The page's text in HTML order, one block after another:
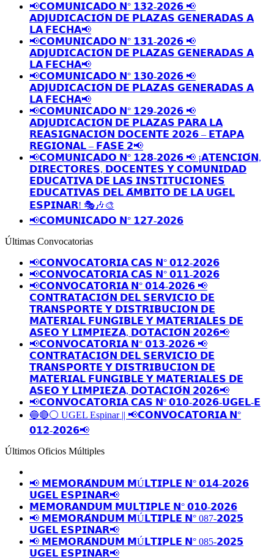
📢𝗖𝗢𝗠𝗨𝗡𝗜𝗖𝗔𝗗𝗢 𝗡° 𝟭𝟯𝟮-𝟮𝟬𝟮𝟲 📢
𝗔𝗗𝗝𝗨𝗗𝗜𝗖𝗔𝗖𝗜𝗢́𝗡 𝗗𝗘 𝗣𝗟𝗔𝗭𝗔𝗦 𝗚𝗘𝗡𝗘𝗥𝗔𝗗𝗔𝗦 𝗔
𝗟𝗔 𝗙𝗘𝗖𝗛𝗔📢
📢𝗖𝗢𝗠𝗨𝗡𝗜𝗖𝗔𝗗𝗢 𝗡° 𝟭𝟯𝟭-𝟮𝟬𝟮𝟲 📢
𝗔𝗗𝗝𝗨𝗗𝗜𝗖𝗔𝗖𝗜𝗢́𝗡 𝗗𝗘 𝗣𝗟𝗔𝗭𝗔𝗦 𝗚𝗘𝗡𝗘𝗥𝗔𝗗𝗔𝗦 𝗔
𝗟𝗔 𝗙𝗘𝗖𝗛𝗔📢
📢𝗖𝗢𝗠𝗨𝗡𝗜𝗖𝗔𝗗𝗢 𝗡° 𝟭𝟯𝟬-𝟮𝟬𝟮𝟲 📢
𝗔𝗗𝗝𝗨𝗗𝗜𝗖𝗔𝗖𝗜𝗢́𝗡 𝗗𝗘 𝗣𝗟𝗔𝗭𝗔𝗦 𝗚𝗘𝗡𝗘𝗥𝗔𝗗𝗔𝗦 𝗔
𝗟𝗔 𝗙𝗘𝗖𝗛𝗔📢
📢𝗖𝗢𝗠𝗨𝗡𝗜𝗖𝗔𝗗𝗢 𝗡° 𝟭𝟮𝟵-𝟮𝟬𝟮𝟲 📢
𝗔𝗗𝗝𝗨𝗗𝗜𝗖𝗔𝗖𝗜𝗢́𝗡 𝗗𝗘 𝗣𝗟𝗔𝗭𝗔𝗦 𝗣𝗔𝗥𝗔 𝗟𝗔
𝗥𝗘𝗔𝗦𝗜𝗚𝗡𝗔𝗖𝗜𝗢́𝗡 𝗗𝗢𝗖𝗘𝗡𝗧𝗘 𝟮𝟬𝟮𝟲 – 𝗘𝗧𝗔𝗣𝗔
𝗥𝗘𝗚𝗜𝗢𝗡𝗔𝗟 – 𝗙𝗔𝗦𝗘 𝟮📢
📢𝗖𝗢𝗠𝗨𝗡𝗜𝗖𝗔𝗗𝗢 𝗡° 𝟭𝟮𝟴-𝟮𝟬𝟮𝟲 📢 ¡𝗔𝗧𝗘𝗡𝗖𝗜𝗢́𝗡,
𝗗𝗜𝗥𝗘𝗖𝗧𝗢𝗥𝗘𝗦, 𝗗𝗢𝗖𝗘𝗡𝗧𝗘𝗦 𝗬 𝗖𝗢𝗠𝗨𝗡𝗜𝗗𝗔𝗗
𝗘𝗗𝗨𝗖𝗔𝗧𝗜𝗩𝗔 𝗗𝗘 𝗟𝗔𝗦 𝗜𝗡𝗦𝗧𝗜𝗧𝗨𝗖𝗜𝗢𝗡𝗘𝗦
𝗘𝗗𝗨𝗖𝗔𝗧𝗜𝗩𝗔𝗦 𝗗𝗘𝗟 𝗔́𝗠𝗕𝗜𝗧𝗢 𝗗𝗘 𝗟𝗔 𝗨𝗚𝗘𝗟
𝗘𝗦𝗣𝗜𝗡𝗔𝗥! 🎭🎶🎨
📢𝗖𝗢𝗠𝗨𝗡𝗜𝗖𝗔𝗗𝗢 𝗡° 𝟭𝟮𝟳-𝟮𝟬𝟮𝟲
Últimas Convocatorias
📢𝗖𝗢𝗡𝗩𝗢𝗖𝗔𝗧𝗢𝗥𝗜𝗔 𝗖𝗔𝗦 𝗡° 𝟬𝟭𝟮-𝟮𝟬𝟮𝟲
📢𝗖𝗢𝗡𝗩𝗢𝗖𝗔𝗧𝗢𝗥𝗜𝗔 𝗖𝗔𝗦 𝗡° 𝟬𝟭𝟭-𝟮𝟬𝟮𝟲
📢𝗖𝗢𝗡𝗩𝗢𝗖𝗔𝗧𝗢𝗥𝗜𝗔 𝗡° 𝟬𝟭𝟰-𝟮𝟬𝟮𝟲 📢
𝗖𝗢𝗡𝗧𝗥𝗔𝗧𝗔𝗖𝗜𝗢́𝗡 𝗗𝗘𝗟 𝗦𝗘𝗥𝗩𝗜𝗖𝗜𝗢 𝗗𝗘
𝗧𝗥𝗔𝗡𝗦𝗣𝗢𝗥𝗧𝗘 𝗬 𝗗𝗜𝗦𝗧𝗥𝗜𝗕𝗨𝗖𝗜𝗢𝗡 𝗗𝗘
𝗠𝗔𝗧𝗘𝗥𝗜𝗔𝗟 𝗙𝗨𝗡𝗚𝗜𝗕𝗟𝗘 𝗬 𝗠𝗔𝗧𝗘𝗥𝗜𝗔𝗟𝗘𝗦 𝗗𝗘
𝗔𝗦𝗘𝗢 𝗬 𝗟𝗜𝗠𝗣𝗜𝗘𝗭𝗔, 𝗗𝗢𝗧𝗔𝗖𝗜𝗢́𝗡 𝟮𝟬𝟮𝟲📢
📢𝗖𝗢𝗡𝗩𝗢𝗖𝗔𝗧𝗢𝗥𝗜𝗔 𝗡° 𝟬𝟭𝟯-𝟮𝟬𝟮𝟲 📢
𝗖𝗢𝗡𝗧𝗥𝗔𝗧𝗔𝗖𝗜𝗢́𝗡 𝗗𝗘𝗟 𝗦𝗘𝗥𝗩𝗜𝗖𝗜𝗢 𝗗𝗘
𝗧𝗥𝗔𝗡𝗦𝗣𝗢𝗥𝗧𝗘 𝗬 𝗗𝗜𝗦𝗧𝗥𝗜𝗕𝗨𝗖𝗜𝗢𝗡 𝗗𝗘
𝗠𝗔𝗧𝗘𝗥𝗜𝗔𝗟 𝗙𝗨𝗡𝗚𝗜𝗕𝗟𝗘 𝗬 𝗠𝗔𝗧𝗘𝗥𝗜𝗔𝗟𝗘𝗦 𝗗𝗘
𝗔𝗦𝗘𝗢 𝗬 𝗟𝗜𝗠𝗣𝗜𝗘𝗭𝗔, 𝗗𝗢𝗧𝗔𝗖𝗜𝗢́𝗡 𝟮𝟬𝟮𝟲📢
📢𝗖𝗢𝗡𝗩𝗢𝗖𝗔𝗧𝗢𝗥𝗜𝗔 𝗖𝗔𝗦 𝗡º 𝟬𝟭𝟬-𝟮𝟬𝟮𝟲-𝗨𝗚𝗘𝗟-𝗘
🔵🔴⚪️ UGEL Espinar || 📢𝗖𝗢𝗡𝗩𝗢𝗖𝗔𝗧𝗢𝗥𝗜𝗔 𝗡°
𝟬𝟭𝟮-𝟮𝟬𝟮𝟲📢
Últimos Oficios Múltiples
📢 𝗠𝗘𝗠𝗢𝗥𝗔́𝗡𝗗𝗨𝗠 𝗠Ú𝗟𝗧𝗜𝗣𝗟𝗘 𝗡° 𝟬𝟭𝟰-𝟮𝟬𝟮𝟲
𝗨𝗚𝗘𝗟 𝗘𝗦𝗣𝗜𝗡𝗔𝗥📢
𝗠𝗘𝗠𝗢𝗥𝗔𝗡𝗗𝗨𝗠 𝗠𝗨𝗟𝗧𝗜𝗣𝗟𝗘 𝗡° 𝟬𝟭𝟬-𝟮𝟬𝟮𝟲
📢 𝗠𝗘𝗠𝗢𝗥𝗔́𝗡𝗗𝗨𝗠 𝗠Ú𝗟𝗧𝗜𝗣𝗟𝗘 𝗡° 087-𝟮𝟬𝟮𝟱
𝗨𝗚𝗘𝗟 𝗘𝗦𝗣𝗜𝗡𝗔𝗥📢
📢 𝗠𝗘𝗠𝗢𝗥𝗔́𝗡𝗗𝗨𝗠 𝗠Ú𝗟𝗧𝗜𝗣𝗟𝗘 𝗡° 085-𝟮𝟬𝟮𝟱
𝗨𝗚𝗘𝗟 𝗘𝗦𝗣𝗜𝗡𝗔𝗥📢